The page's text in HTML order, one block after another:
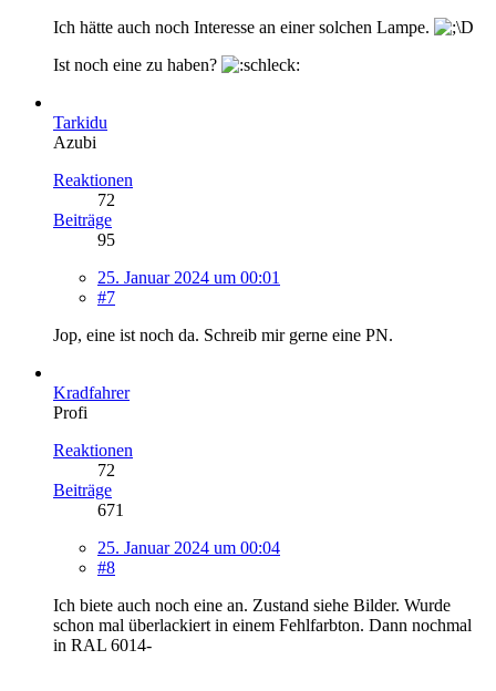
Ich hätte auch noch Interesse an einer solchen Lampe.
Ist noch eine zu haben?
Tarkidu
Azubi
Reaktionen
72
Beiträge
95
25. Januar 2024 um 00:01
#7
Jop, eine ist noch da. Schreib mir gerne eine PN.
Kradfahrer
Profi
Reaktionen
72
Beiträge
671
25. Januar 2024 um 00:04
#8
Ich biete auch noch eine an. Zustand siehe Bilder. Wurde
schon mal überlackiert in einem Fehlfarbton. Dann nochmal
in RAL 6014-